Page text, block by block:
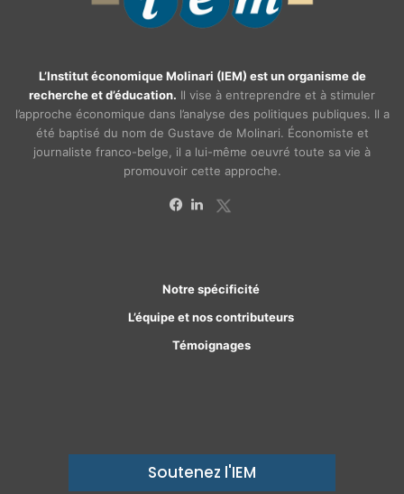
L’Institut économique Molinari (IEM) est un organisme de
recherche et d’éducation. Il vise à entreprendre et à stimuler
l’approche économique dans l’analyse des politiques publiques. Il a
été baptisé du nom de Gustave de Molinari. Économiste et
journaliste franco-belge, il a lui-même oeuvré toute sa vie à
promouvoir cette approche.
Notre spécificité
L’équipe et nos contributeurs
Témoignages
Soutenez l'IEM